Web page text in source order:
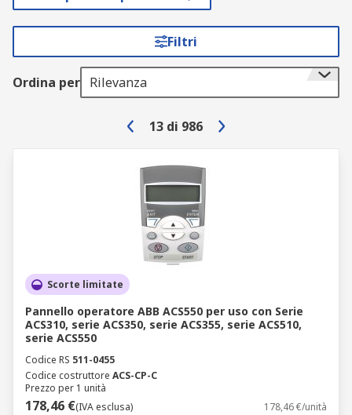
Filtri
Ordina per Rilevanza
13 di 986
Scorte limitate
Pannello operatore ABB ACS550 per uso con Serie
ACS310, serie ACS350, serie ACS355, serie ACS510,
serie ACS550
Codice RS 511-0455
Codice costruttore ACS-CP-C
Prezzo per 1 unità
178,46 €(IVA esclusa) 178,46 €/unità